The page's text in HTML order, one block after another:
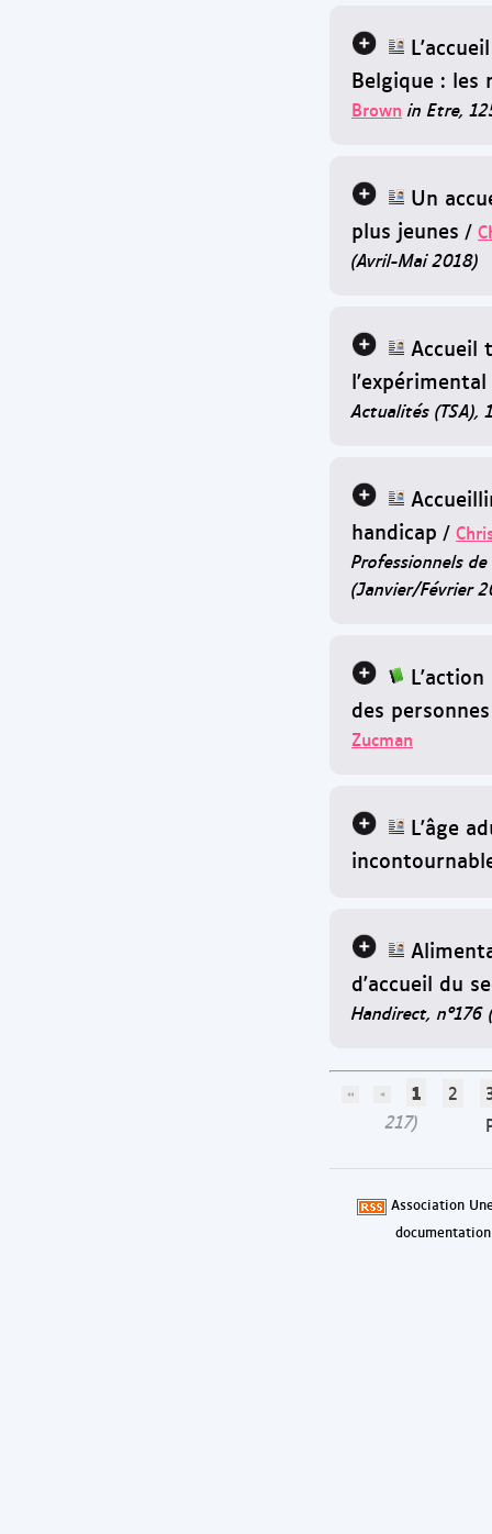
Belgique : les
Brown in Etre,
Un
plus jeunes /
(Avril-Mai 2018)
Accueil
l'expérimental
Actualités (TSA),
handicap /
Professionnels
(Janvier/Février
L'action
des
Zucman
L'âge
d'accueil du
Handirect,
1 2
217)
Association